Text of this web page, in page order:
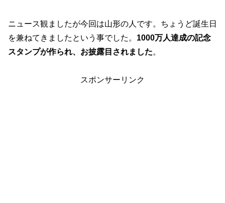
ニュース観ましたが今回は山形の人です。ちょうど誕生日
を兼ねてきましたという事でした。 1000万人達成の記念
スタンプが作られ、お披露目されました。
スポンサーリンク